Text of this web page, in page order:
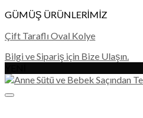
GÜMÜŞ ÜRÜNLERİMİZ
Çift Taraflı Oval Kolye
Bilgi ve Sipariş için Bize Ulaşın.